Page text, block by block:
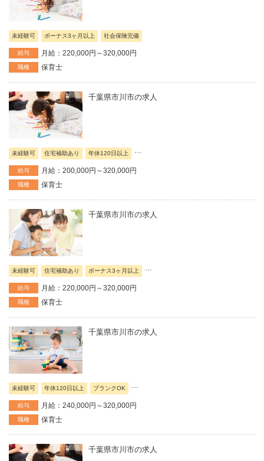
未経験可 ボーナス3ヶ月以上 社会保険完備
給与 月給：220,000円～320,000円
職種 保育士
千葉県市川市の求人
未経験可 住宅補助あり 年休120日以上
給与 月給：200,000円～320,000円
職種 保育士
千葉県市川市の求人
未経験可 住宅補助あり ボーナス3ヶ月以上 ...
給与 月給：220,000円～320,000円
職種 保育士
千葉県市川市の求人
未経験可 年休120日以上 ブランクOK ...
給与 月給：240,000円～320,000円
職種 保育士
千葉県市川市の求人